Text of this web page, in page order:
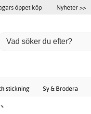
öppet köp Nyheter >>
stickning Sy & Brodera